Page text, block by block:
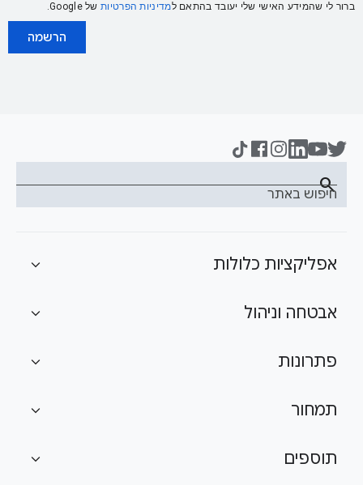
ברור לי שהמידע האישי שלי יעובד בהתאם למדיניות הפרטיותשל Google.
הרשמה
חיפוש באתר
search
אפליקציות כלולות expand_more
אבטחה וניהול expand_more
פתרונות expand_more
תמחור expand_more
תוספים expand_more